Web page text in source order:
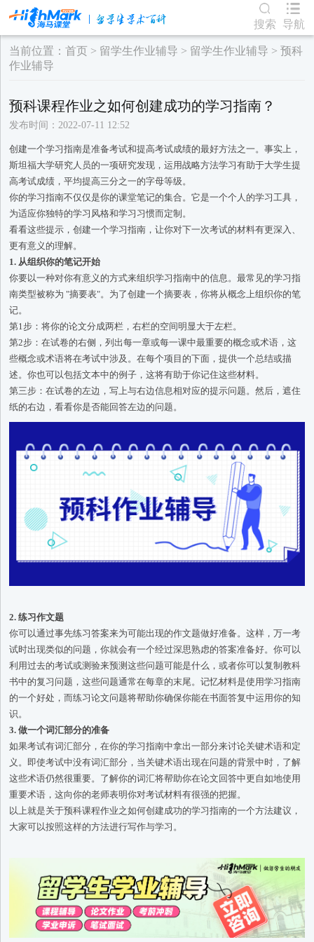
搜索 导航
当前位置：首页 > 留学生作业辅导 > 留学生作业辅导 >预科
作业辅导
​预科课程作业之如何创建成功的学习指南？
发布时间：2022-07-11 12:52
创建一个学习指南是准备考试和提高考试成绩的最好方法之一。事实上，
斯坦福大学研究人员的一项研究发现，运用战略方法学习有助于大学生提
高考试成绩，平均提高三分之一的字母等级。
你的学习指南不仅仅是你的课堂笔记的集合。它是一个个人的学习工具，
为适应你独特的学习风格和学习习惯而定制。
看看这些提示，创建一个学习指南，让你对下一次考试的材料有更深入、
更有意义的理解。
1. 从组织你的笔记开始
你要以一种对你有意义的方式来组织学习指南中的信息。最常见的学习指
南类型被称为 "摘要表"。为了创建一个摘要表，你将从概念上组织你的笔
记。
第1步：将你的论文分成两栏，右栏的空间明显大于左栏。
第2步：在试卷的右侧，列出每一章或每一课中最重要的概念或术语，这
些概念或术语将在考试中涉及。在每个项目的下面，提供一个总结或描
述。你也可以包括文本中的例子，这将有助于你记住这些材料。
第三步：在试卷的左边，写上与右边信息相对应的提示问题。然后，遮住
纸的右边，看看你是否能回答左边的问题。
2. 练习作文题
你可以通过事先练习答案来为可能出现的作文题做好准备。这样，万一考
试时出现类似的问题，你就会有一个经过深思熟虑的答案准备好。你可以
利用过去的考试或测验来预测这些问题可能是什么，或者你可以复制教科
书中的复习问题，这些问题通常在每章的末尾。记忆材料是使用学习指南
的一个好处，而练习论文问题将帮助你确保你能在书面答复中运用你的知
识。
3. 做一个词汇部分的准备
如果考试有词汇部分，在你的学习指南中拿出一部分来讨论关键术语和定
义。即使考试中没有词汇部分，当关键术语出现在问题的背景中时，了解
这些术语仍然很重要。了解你的词汇将帮助你在论文回答中更自如地使用
重要术语，这向你的老师表明你对考试材料有很强的把握。
以上就是关于预科课程作业之如何创建成功的学习指南的一个方法建议，
大家可以按照这样的方法进行写作与学习。